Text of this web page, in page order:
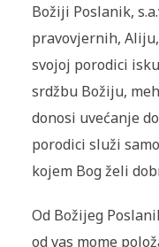
Božiji Poslanik,
pravovjernih,
svojoj porodici
srdžbu Božiju,
donosi uvećanje
porodici služi
kojem Bog želi
Od Božijeg
od vas mome